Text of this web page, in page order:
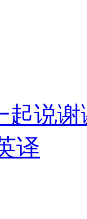
起说谢
译